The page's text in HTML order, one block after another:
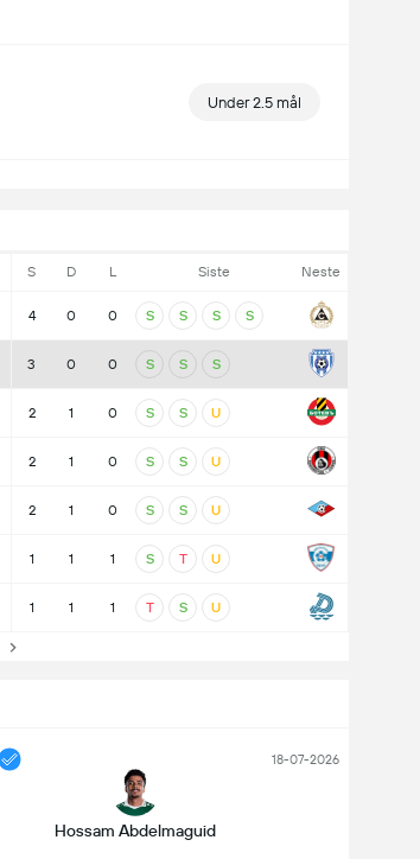
S D L Siste Neste
4 0 0 S S S S
3 0 0 S S S
2 1 0 S S U
2 1 0 S S U
2 1 0 S S U
1 1 1 S T U
1 1 1 T S U
Under 2.5 mål
Hossam Abdelmaguid
18-07-2026